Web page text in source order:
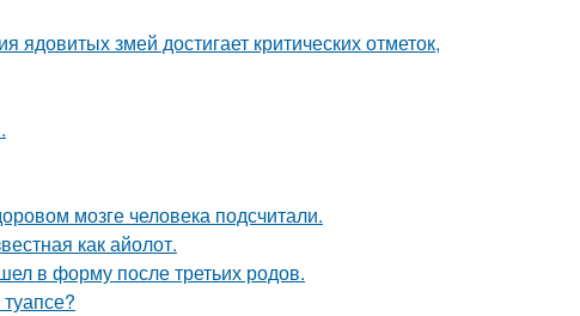
ядовитых змей достигает критических отметок,
мозге человека подсчитали.
как айолот.
в форму после третьих родов.